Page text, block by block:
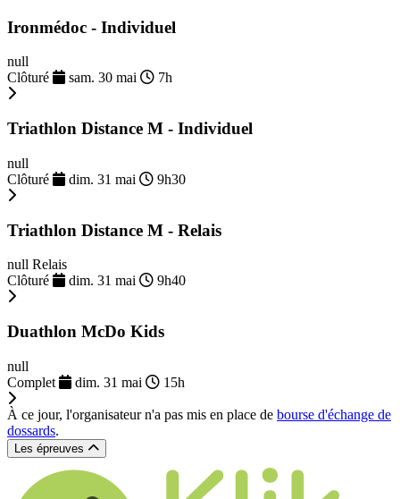
Ironmédoc - Individuel
null
Clôturé
sam. 30 mai 7h
Triathlon Distance M - Individuel
null
Clôturé
dim. 31 mai 9h30
Triathlon Distance M - Relais
null Relais
Clôturé
dim. 31 mai 9h40
Duathlon McDo Kids
null
Complet
dim. 31 mai 15h
À ce jour, l'organisateur n'a pas mis en place de bourse d'échange de
dossards.
Les épreuves